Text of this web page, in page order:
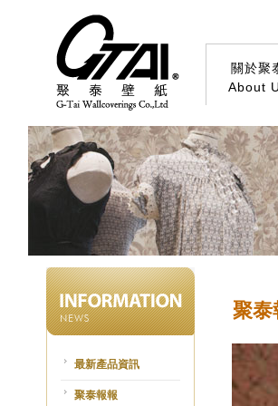
關於聚
About
最新產品資訊
聚泰報報
聚泰